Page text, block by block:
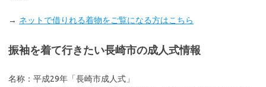
→ ネットで借りれる着物をご覧になる方はこちら
振袖を着て行きたい長崎市の成人式情報
名称：平成29年「長崎市成人式」